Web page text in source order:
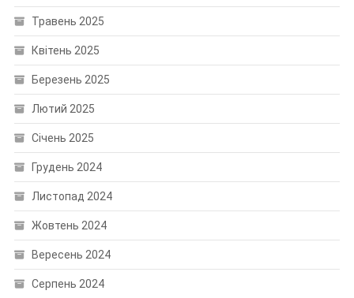
Травень 2025
Квітень 2025
Березень 2025
Лютий 2025
Січень 2025
Грудень 2024
Листопад 2024
Жовтень 2024
Вересень 2024
Серпень 2024